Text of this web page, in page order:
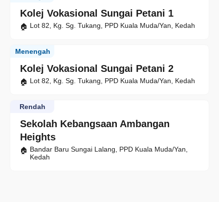
Kolej Vokasional Sungai Petani 1
Lot 82, Kg. Sg. Tukang, PPD Kuala Muda/Yan, Kedah
Kolej Vokasional Sungai Petani 2
Menengah
Lot 82, Kg. Sg. Tukang, PPD Kuala Muda/Yan, Kedah
Sekolah Kebangsaan Ambangan
Heights
Rendah
Bandar Baru Sungai Lalang, PPD Kuala Muda/Yan,
Kedah